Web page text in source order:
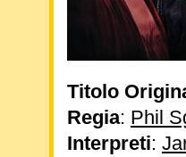
Titolo
Regia: Phil
Interpreti: